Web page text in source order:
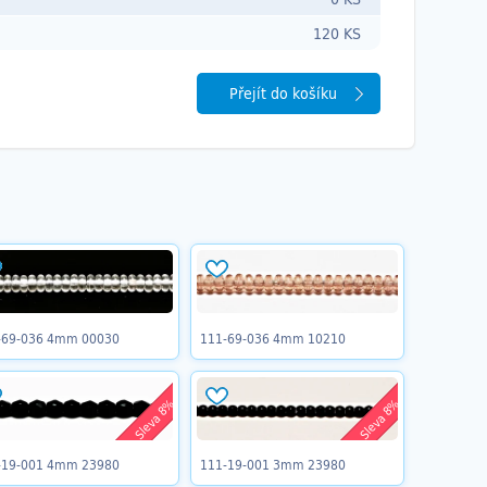
120 KS
Přejít do košíku
036 4mm 00030 111-69-036 4mm 10210
Sleva 8%
001 4mm 23980
Sleva 8%
111-19-001 3mm 23980